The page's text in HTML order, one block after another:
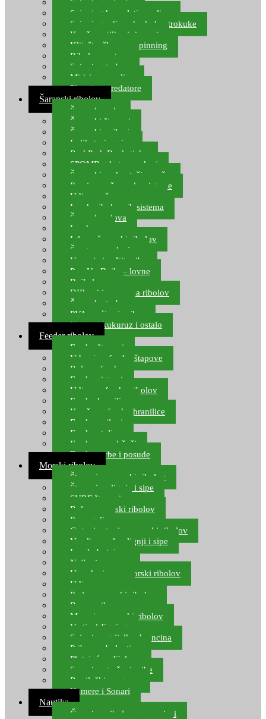
Spinning setovi
Spinning kompleti varalica
Spinning udice, dvokuke, trokuke
Kopče, vrtilice i ringovi
Kliješta, škare za spinning
Ribolov pastrve
Spinning torbe
Mirisi za varalice
Plovci za predatore
Šaranski ribolov
Šaranske role
Šaranski štapovi
Šaranski najloni
Indikatori ugriza
Rod Pod, Banksticks
SPOMB rakete, markeri
Šaranski podmetači, mreže
Pernice za šaranske sisteme
Udice za šarana, amura
Izrada ribolovnih sistema
Šaranska olova
Leadcore
Igle za šaranski ribolov
Špage, upredenice
Vaganje i zaštita ribe
Pop Up Boile – lovne
Boile lovne
DIP-ovi i arome za ribolov
Šaranske torbe
PVA vrećice i pribor
Umjetni kukuruz i ostalo
Feeder ribolov
Feeder štapovi
Vrhovi za feeder štapove
Role za feeder
Feeder sistemi
Udice za feeder ribolov
Feeder hranilice
Kopče za feeder hranilice
Feeder najloni
Feeder stolice
Feeder arm držači
Feeder torbe i posude
Morski ribolov
Štapovi za morski ribolov
Štapovi za lignje i sipe
SURF štapovi
Role za morski ribolov
Parangali
Gotovi setovi za morski ribolov
Varalice za lov lignji i sipe
Lov hobotnice
Najloni za more
Upredenice za morski ribolov
Udice za more
Perle za morski ribolov
Brum prihrana za more
Mamci za morski ribolov
Vertical Jigging
Spinning strijelke, brancina
Pribor za bolentino
Plutajuća odijela
Sonari za traženje ribe
Ronilački program
Kamere i Sonari
Nautika
Čamci za ribolov, gumenjaci